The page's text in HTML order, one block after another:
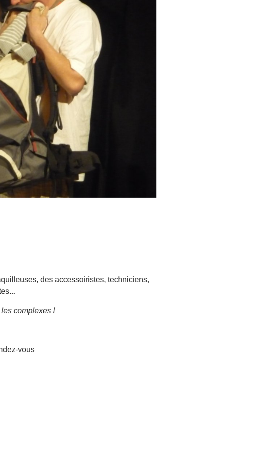
des accessoiristes, techniciens,
complexes !
vous